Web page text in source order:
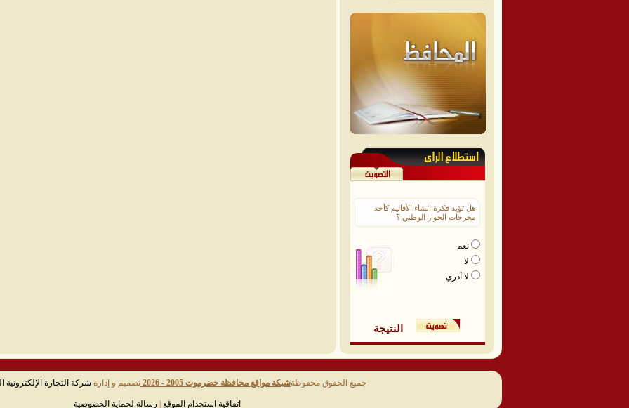
هل تؤيد فكرة انشاء الأقاليم كأحد
مخرجات الحوار الوطني ؟
نعم
لا
لا أدري
النتيجة
جميع الحقوق محفوظةشبكة مواقع محافظة حضرموت 2005 - 2026 تصميم و إدارة شركة التجارة الإلكترونية
اتفاقية استخدام الموقع رسالة لحماية الخصوصية